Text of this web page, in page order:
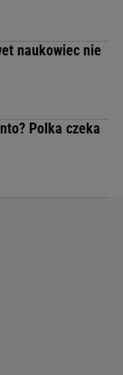
naukowiec nie
Polka czeka